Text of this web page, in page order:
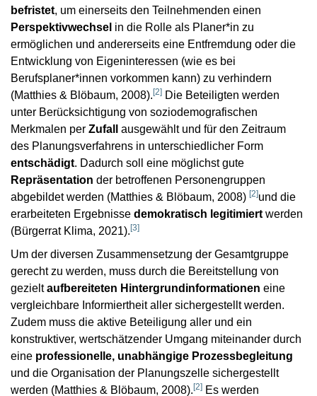
befristet, um einerseits den Teilnehmenden einen
Perspektivwechsel in die Rolle als Planer*in zu
ermöglichen und andererseits eine Entfremdung oder die
Entwicklung von Eigeninteressen (wie es bei
Berufsplaner*innen vorkommen kann) zu verhindern
(Matthies & Blöbaum, 2008).[2] Die Beteiligten werden
unter Berücksichtigung von soziodemografischen
Merkmalen per Zufall
ausgewählt und für den Zeitraum
des Planungsverfahrens in unterschiedlicher Form
entschädigt. Dadurch soll eine möglichst gute
Repräsentation der betroffenen Personengruppen
abgebildet werden (Matthies & Blöbaum, 2008) [2]und die
erarbeiteten Ergebnisse demokratisch legitimiert werden
(Bürgerrat Klima, 2021).[3]
Um der diversen Zusammensetzung der Gesamtgruppe
gerecht zu werden, muss durch die Bereitstellung von
gezieltaufbereiteten Hintergrundinformationen eine
vergleichbare Informiertheit aller sichergestellt werden.
Zudem muss die aktive Beteiligung aller und ein
konstruktiver, wertschätzender Umgang miteinander durch
eine professionelle, unabhängige Prozessbegleitung
und die Organisation der Planungszelle sichergestellt
werden (Matthies & Blöbaum, 2008). [2] Es werden